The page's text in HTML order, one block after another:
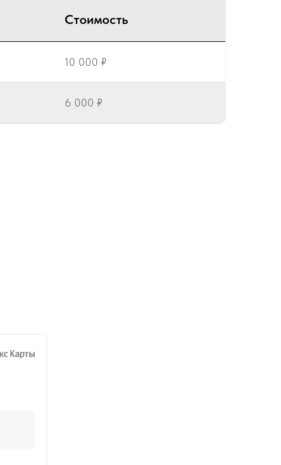
Стоимость
10 000 ₽
6 000 ₽